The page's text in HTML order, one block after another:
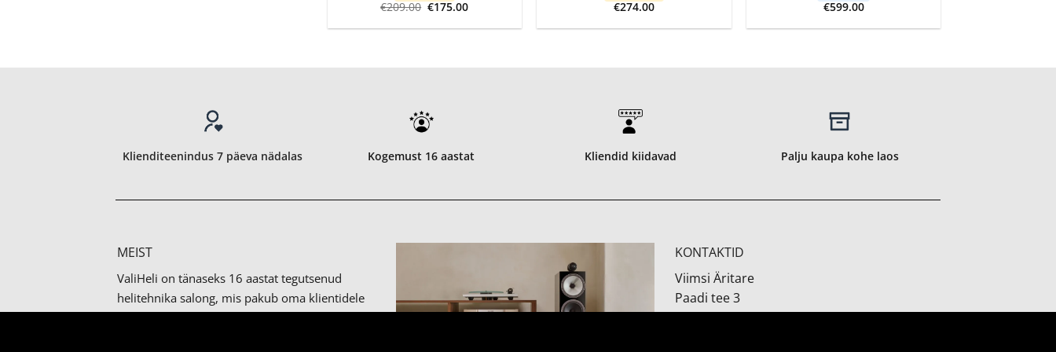
€209.00 Algne
oli:
€175.00Current
is:
€274.00 €599.00
Klienditeenindus 7 päeva nädalas Kogemust 16 aastat Kliendid kiidavad Palju kaupa kohe laos
MEIST
ValiHeli on tänaseks 16 aastat tegutsenud
helitehnika salong, mis pakub oma klientidele
KONTAKTID
Viimsi Äritare
Paadi tee 3
2. korrus, ruum 237